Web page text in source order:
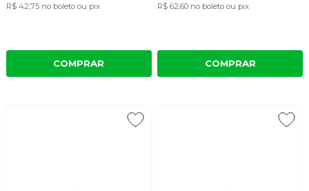
R$ 42,75 no boleto ou pix
COMPRAR
R$ 62,60 no boleto ou pix
COMPRAR